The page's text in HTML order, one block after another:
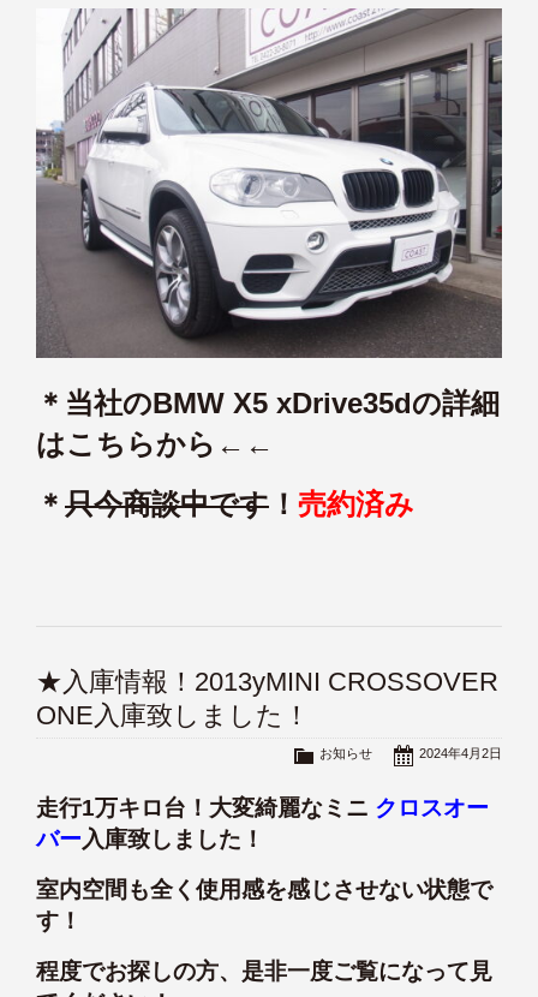
＊当社のBMW X5 xDrive35dの詳細
はこちらから←←
＊ 只今商談中です ！ 売約済み
★入庫情報！2013yMINI CROSSOVER
ONE入庫致しました！
2024年4月2日
お知らせ
走行1万キロ台！大変綺麗なミニ クロスオー
バー入庫致しました！
室内空間も全く使用感を感じさせない状態で
す！
程度でお探しの方、是非一度ご覧になって見